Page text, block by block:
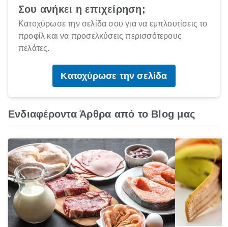
Σου ανήκει η επιχείρηση;
Κατοχύρωσε την σελίδα σου για να εμπλουτίσεις το
προφίλ και να προσελκύσεις περισσότερους
πελάτες.
Κατοχύρωσε την σελίδα
Ενδιαφέροντα Άρθρα από το Blog μας